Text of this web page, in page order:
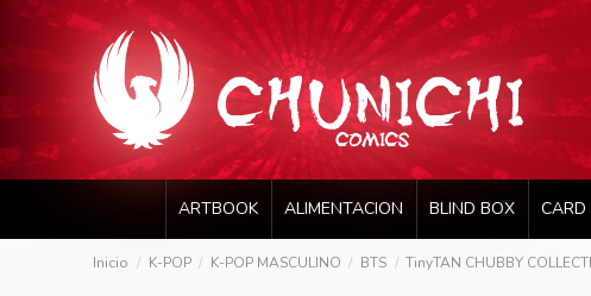
ARTBOOK ALIMENTACION BLIND BOX CARD
Inicio K-POP K-POP MASCULINO BTS TinyTAN CHUBBY